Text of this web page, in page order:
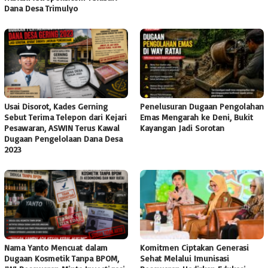
Dana Desa Trimulyo
Usai Disorot, Kades Gerning
Sebut Terima Telepon dari Kejari
Pesawaran, ASWIN Terus Kawal
Dugaan Pengelolaan Dana Desa
2023
Penelusuran Dugaan Pengolahan
Emas Mengarah ke Deni, Bukit
Kayangan Jadi Sorotan
Nama Yanto Mencuat dalam
Dugaan Kosmetik Tanpa BPOM,
Komitmen Ciptakan Generasi
Sehat Melalui Imunisasi